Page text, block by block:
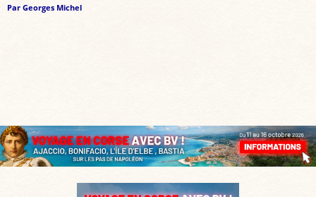
Par Georges Michel